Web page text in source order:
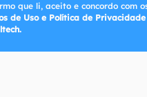
que li, aceito e concordo com
de Uso e Política de